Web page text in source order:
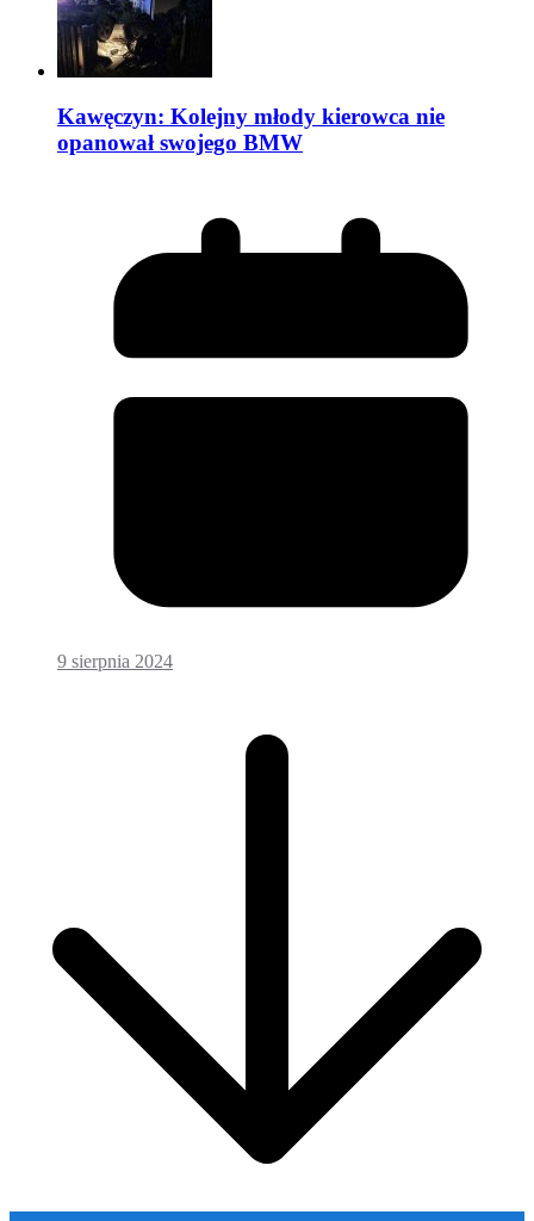
Kawęczyn: Kolejny młody kierowca nie
opanował swojego BMW
9 sierpnia 2024